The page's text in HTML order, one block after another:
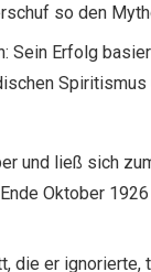
so den
Sein Erfolg
und ließ sich
Oktober
die er